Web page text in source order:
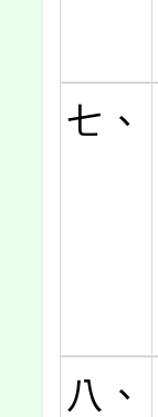
七、
八、